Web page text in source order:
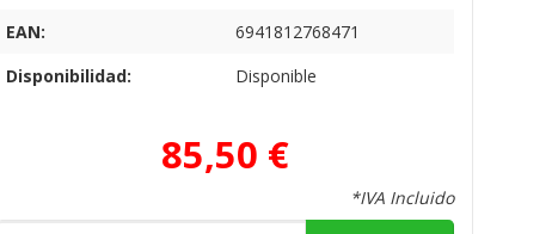
EAN:
6941812768471
Disponibilidad:
Disponible
85,50 €
*IVA Incluido